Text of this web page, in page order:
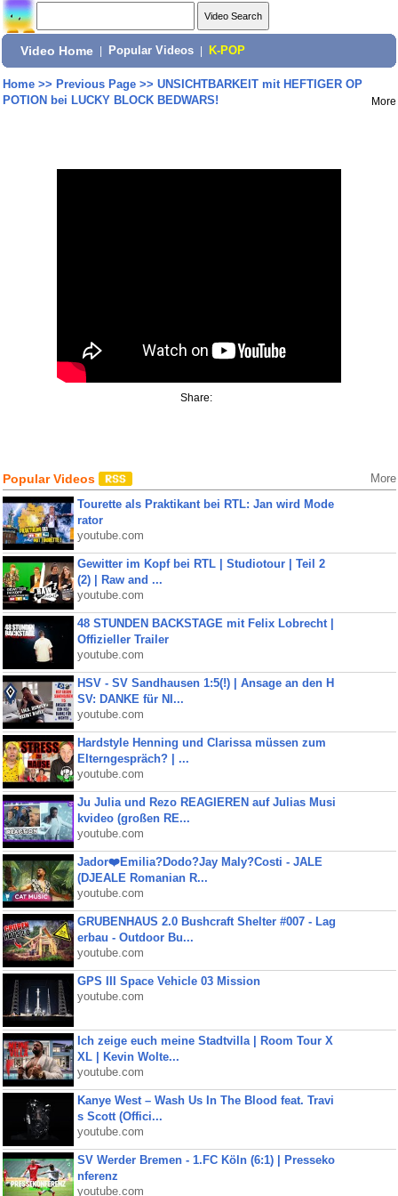
Video Home Popular Videos K-POP
Home>> Previous Page>> UNSICHTBARKEIT mit HEFTIGER OP
POTION bei LUCKY BLOCK BEDWARS!
More
Share:
Popular Videos More
Tourette als Praktikant bei RTL: Jan wird Mode
rator
youtube.com
Gewitter im Kopf bei RTL | Studiotour | Teil 2
(2) | Raw and ...
youtube.com
48 STUNDEN BACKSTAGE mit Felix Lobrecht |
Offizieller Trailer
youtube.com
HSV - SV Sandhausen 1:5(!) | Ansage an den H
SV: DANKE für NI...
youtube.com
Hardstyle Henning und Clarissa müssen zum
Elterngespräch? | ...
youtube.com
Ju Julia und Rezo REAGIEREN auf Julias Musi
kvideo (großen RE...
youtube.com
Jador❤️Emilia?Dodo?Jay Maly?Costi - JALE
(DJEALE Romanian R...
youtube.com
GRUBENHAUS 2.0 Bushcraft Shelter #007 - Lag
erbau - Outdoor Bu...
youtube.com
GPS III Space Vehicle 03 Mission
youtube.com
Ich zeige euch meine Stadtvilla | Room Tour X
XL | Kevin Wolte...
youtube.com
Kanye West – Wash Us In The Blood feat. Travi
s Scott (Offici...
youtube.com
SV Werder Bremen - 1.FC Köln (6:1) | Presseko
nferenz
youtube.com